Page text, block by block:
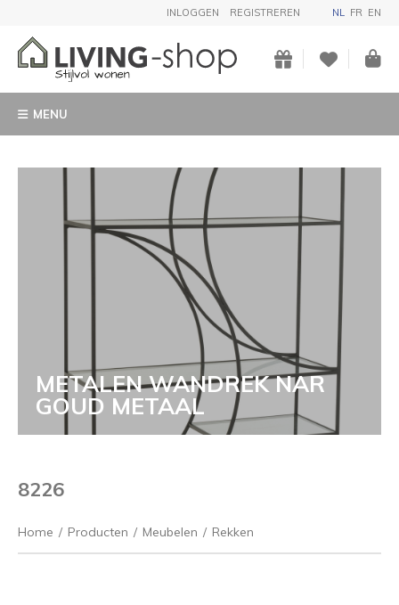
INLOGGEN REGISTREREN NL FR EN
MENU
METALEN WANDREK NAR
GOUD METAAL
8226
Home / Producten / Meubelen / Rekken